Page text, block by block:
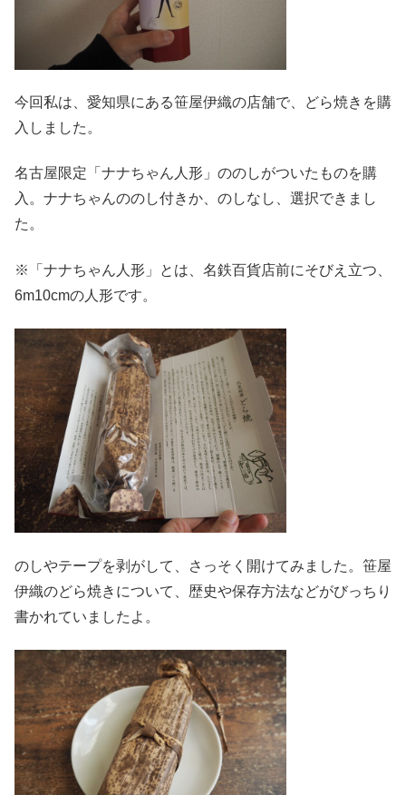
今回私は、愛知県にある笹屋伊織の店舗で、どら焼きを購
入しました。
名古屋限定「ナナちゃん人形」ののしがついたものを購
入。ナナちゃんののし付きか、のしなし、選択できまし
た。
※「ナナちゃん人形」とは、名鉄百貨店前にそびえ立つ、
6m10cmの人形です。
のしやテープを剥がして、さっそく開けてみました。笹屋
伊織のどら焼きについて、歴史や保存方法などがびっちり
書かれていましたよ。